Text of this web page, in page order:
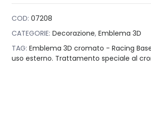
COD: 07208
CATEGORIE: Decorazione, Emblema 3D
TAG: Emblema 3D cromato - Racing
uso esterno. Trattamento speciale al